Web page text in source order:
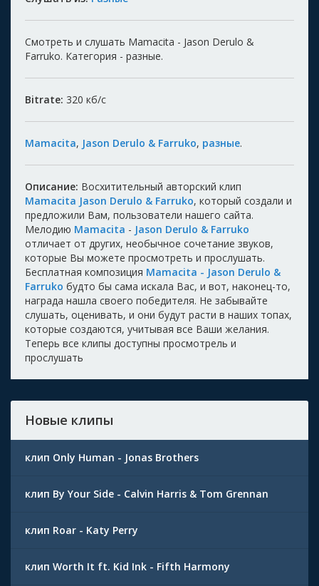
Смотреть и слушать Mamacita - Jason Derulo &
Farruko. Категория - разные.
Bitrate: 320 кб/с
Mamacita, Jason Derulo & Farruko, разные.
Описание: Восхитительный авторский клип
Mamacita Jason Derulo & Farruko, который создали и
предложили Вам, пользователи нашего сайта.
Мелодию Mamacita - Jason Derulo & Farruko
отличает от других, необычное сочетание звуков,
которые Вы можете просмотреть и прослушать.
Бесплатная композиция Mamacita - Jason Derulo &
Farruko будто бы сама искала Вас, и вот, наконец-то,
награда нашла своего победителя. Не забывайте
слушать, оценивать, и они будут расти в наших топах,
которые создаются, учитывая все Ваши желания.
Теперь все клипы доступны просмотрель и
прослушать
Новые клипы
клип Only Human - Jonas Brothers
клип By Your Side - Calvin Harris & Tom Grennan
клип Roar - Katy Perry
клип Worth It ft. Kid Ink - Fifth Harmony